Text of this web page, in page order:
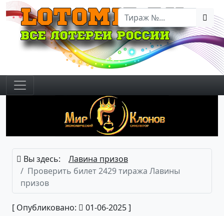
Вы здесь:
Лавина призов
Проверить билет 2429 тиража Лавины
призов
[ Опубликовано: 01-06-2025 ]